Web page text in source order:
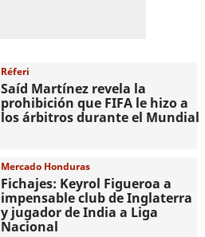
Réferi
Saíd Martínez revela la
prohibición que FIFA le hizo a
los árbitros durante el Mundial
Mercado Honduras
Fichajes: Keyrol Figueroa a
impensable club de Inglaterra
y jugador de India a Liga
Nacional